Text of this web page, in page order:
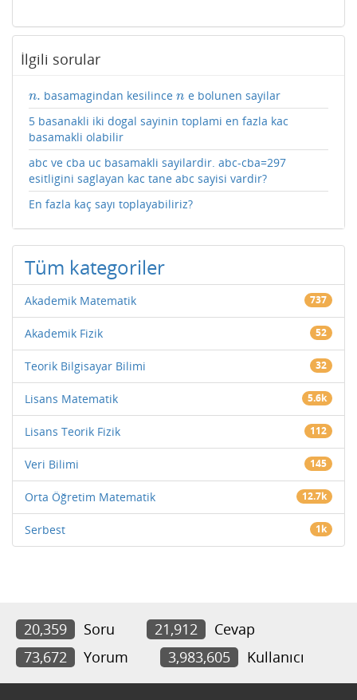
İlgili sorular
n.
n. basamagindan kesilincen
n e bolunen sayilar
5 basanakli iki dogal sayinin toplami en fazla kac
basamakli olabilir
abc ve cba uc basamakli sayilardir. abc-cba=297
esitligini saglayan kac tane abc sayisi vardir?
En fazla kaç sayı toplayabiliriz?
Tüm kategoriler
Akademik Matematik 737
Akademik Fizik 52
Teorik Bilgisayar Bilimi 32
Lisans Matematik 5.6k
Lisans Teorik Fizik 112
Veri Bilimi 145
Orta Öğretim Matematik 12.7k
Serbest 1k
20,359 Soru 21,912
Cevap
73,672
Yorum 3,983,605 Kullanıcı